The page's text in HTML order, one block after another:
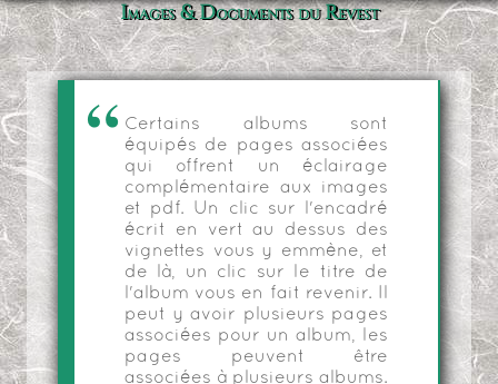
Images & Documents du Revest
Certains albums sont
équipés de pages associées
qui offrent un éclairage
complémentaire aux images
et pdf. Un clic sur l'encadré
écrit en vert au dessus des
vignettes vous y emmène, et
de là, un clic sur le titre de
l'album vous en fait revenir. Il
peut y avoir plusieurs pages
associées pour un album, les
pages peuvent être
associées à plusieurs albums.